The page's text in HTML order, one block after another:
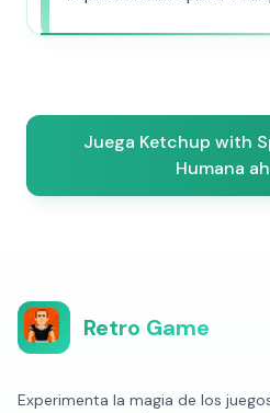
Juega Ketchup with
Humana
Retro Game
Experimenta la magia de los